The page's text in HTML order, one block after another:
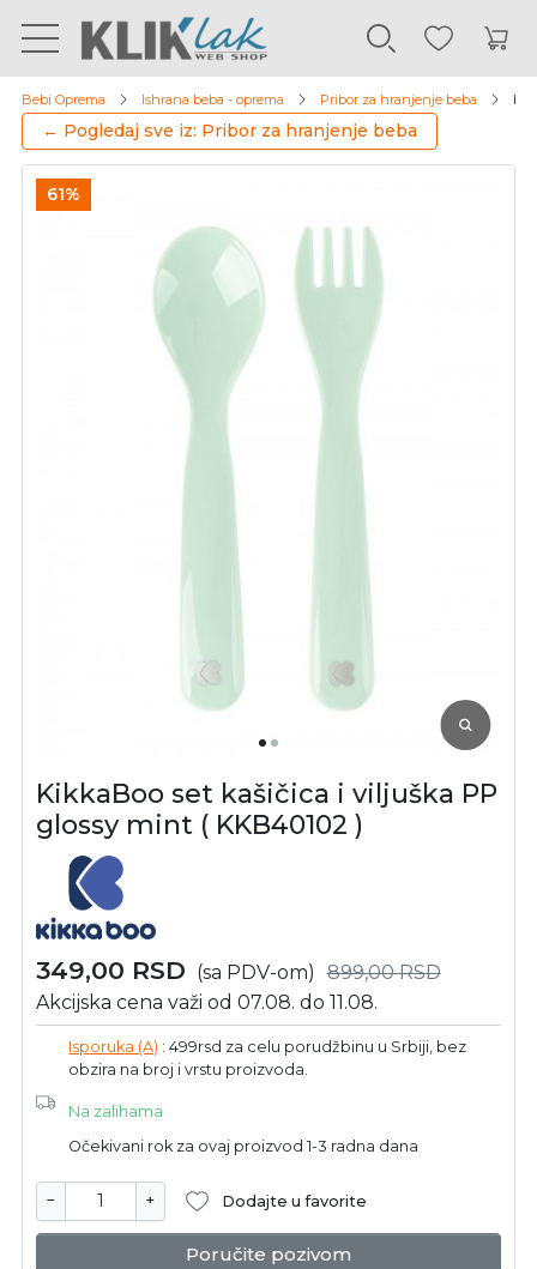
Bebi Oprema Ishrana beba - oprema Pribor za hranjenje beba
← Pogledaj sve iz: Pribor za hranjenje beba
61%
KikkaBoo set kašičica i viljuška PP
glossy mint ( KKB40102 )
349,00 RSD (sa PDV-om) 899,00RSD
Akcijska cena važi od 07.08. do 11.08.
Isporuka (A) : 499rsd za celu porudžbinu u Srbiji, bez
obzira na broj i vrstu proizvoda.
Na zalihama
Očekivani rok za ovaj proizvod 1-3 radna dana
− + Dodajte u favorite
Poručite pozivom